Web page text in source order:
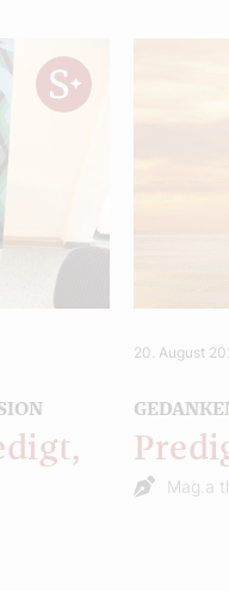
20. August
Mag.a